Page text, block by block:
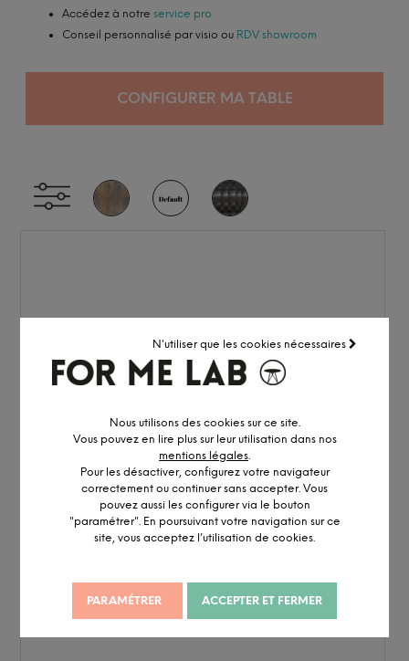
N'utiliser que les cookies nécessaires
Vous pouvez en lire plus sur leur utilisation dans nos
mentions légales.
Pour les désactiver, configurez votre navigateur
correctement ou continuer sans accepter. Vous
pouvez aussi les configurer via le bouton
"paramétrer". En poursuivant votre navigation sur ce
site, vous acceptez l’utilisation de cookies.
Accédez à notre service pro
Conseil personnalisé par visio ou RDV showroom
CONFIGURER MA TABLE